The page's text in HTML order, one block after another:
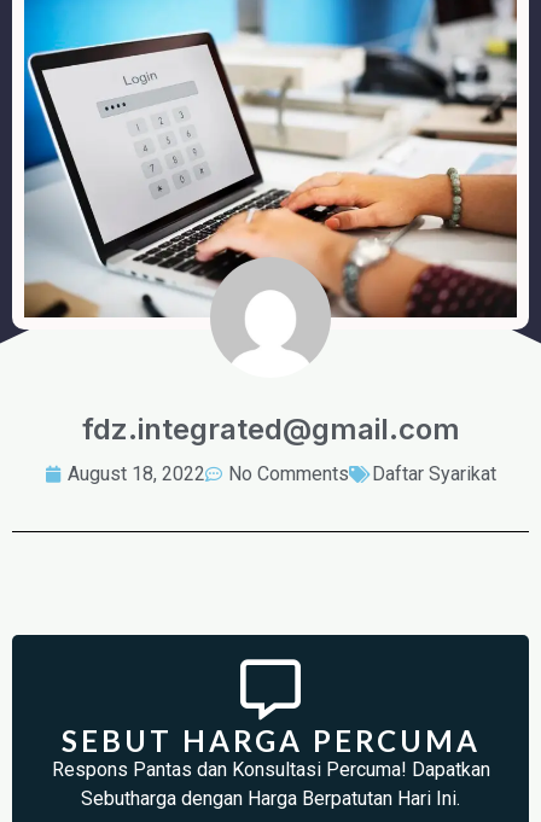
fdz.integrated@gmail.com
August 18, 2022 No Comments Daftar Syarikat
SEBUT HARGA PERCUMA
Respons Pantas dan Konsultasi Percuma! Dapatkan
Sebutharga dengan Harga Berpatutan Hari Ini.